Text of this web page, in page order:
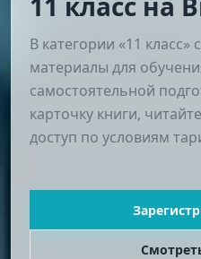
В категории «11
материалы для
самостоятельной
карточку книги,
доступ по условиям